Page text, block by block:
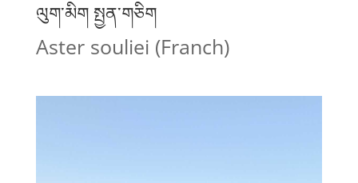
ལུག་མིག སྤྱན་གཅིག
Aster souliei (Franch)